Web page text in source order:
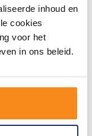
inhoud en
cookies
voor het
in ons beleid.
379,00